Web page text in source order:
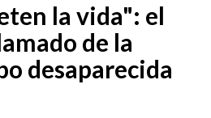
12:30 PM
EMISIÓN 7:00 PM
la vida": el
de la
desaparecida